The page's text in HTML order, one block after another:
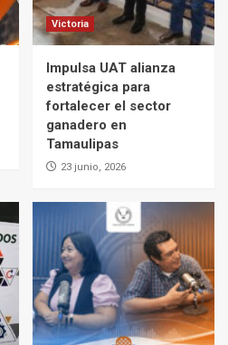
Victoria
Impulsa UAT alianza
estratégica para
fortalecer el sector
ganadero en
Tamaulipas
23 junio, 2026